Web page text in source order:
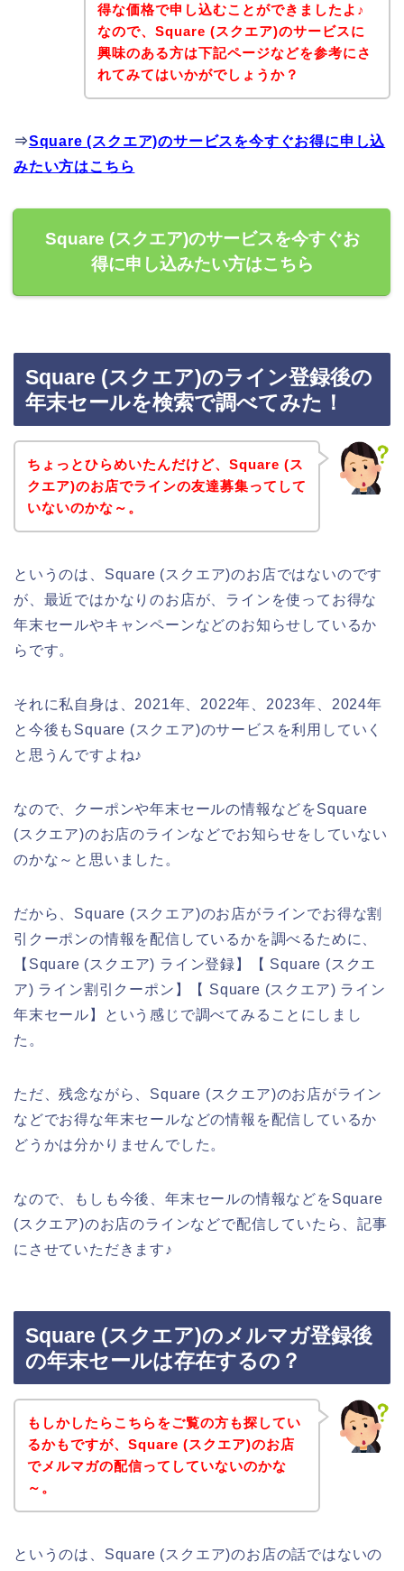
得な価格で申し込むことができましたよ♪
なので、Square (スクエア)のサービスに
興味のある方は下記ページなどを参考にさ
れてみてはいかがでしょうか？
⇒Square (スクエア)のサービスを今すぐお得に申し込
みたい方はこちら
Square (スクエア)のサービスを今すぐお
得に申し込みたい方はこちら
Square (スクエア)のライン登録後の
年末セールを検索で調べてみた！
ちょっとひらめいたんだけど、Square (ス
クエア)のお店でラインの友達募集ってして
いないのかな～。
というのは、Square (スクエア)のお店ではないのです
が、最近ではかなりのお店が、ラインを使ってお得な
年末セールやキャンペーンなどのお知らせしているか
らです。
それに私自身は、2021年、2022年、2023年、2024年
と今後もSquare (スクエア)のサービスを利用していく
と思うんですよね♪
なので、クーポンや年末セールの情報などをSquare
(スクエア)のお店のラインなどでお知らせをしていない
のかな～と思いました。
だから、Square (スクエア)のお店がラインでお得な割
引クーポンの情報を配信しているかを調べるために、
【Square (スクエア) ライン登録】【 Square (スクエ
ア) ライン割引クーポン】【 Square (スクエア) ライン
年末セール】という感じで調べてみることにしまし
た。
ただ、残念ながら、Square (スクエア)のお店がライン
などでお得な年末セールなどの情報を配信しているか
どうかは分かりませんでした。
なので、もしも今後、年末セールの情報などをSquare
(スクエア)のお店のラインなどで配信していたら、記事
にさせていただきます♪
Square (スクエア)のメルマガ登録後
の年末セールは存在するの？
もしかしたらこちらをご覧の方も探してい
るかもですが、Square (スクエア)のお店
でメルマガの配信ってしていないのかな
～。
というのは、Square (スクエア)のお店の話ではないの